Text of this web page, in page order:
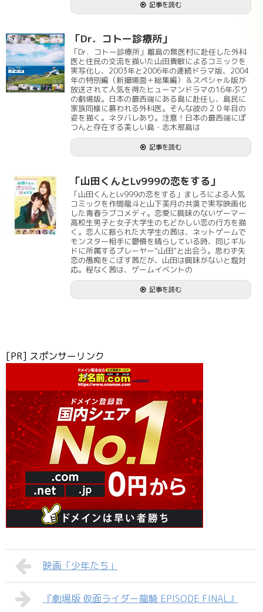
記事を読む
「Dr．コトー診療所」
「Dr．コトー診療所」離島の無医村に赴任した外科
医と住民の交流を描いた山田貴敏によるコミックを
実写化し、2003年と2006年の連続ドラマ版、2004
年の特別編（新撮場面＋総集編）＆スペシャル版が
放送されて人気を得たヒューマンドラマの16年ぶり
の劇場版。日本の最西端にある島に赴任し、島民に
家族同様に慕われる外科医。そんな彼の２０年目の
姿を描く。ネタバレあり。注意！日本の最西端にぽ
つんと存在する美しい島・志木那島は
記事を読む
「山田くんとLv999の恋をする」
「山田くんとLv999の恋をする」ましろによる人気
コミックを作間龍斗と山下美月の共演で実写映画化
した青春ラブコメディ。恋愛に興味のないゲーマー
高校生男子と女子大学生のもどかしい恋の行方を描
く。恋人に振られた大学生の茜は、ネットゲームで
モンスター相手に鬱憤を晴らしている時、同じギル
ドに所属するプレーヤー“山田”と出会う。思わず失
恋の愚痴をこぼす茜だが、山田は興味がないと塩対
応。程なく茜は、ゲームイベントの
記事を読む
[PR] スポンサーリンク
映画「少年たち」
『劇場版 仮面ライダー龍騎 EPISODE FINAL』